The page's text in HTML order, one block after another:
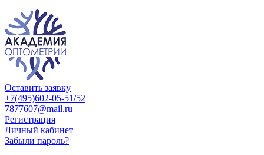
Оставить заявку
+7(495)602-05-51/52
7877607@mail.ru
Регистрация
Личный кабинет
Забыли пароль?